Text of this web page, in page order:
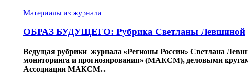
Материалы из журнала
ОБРАЗ БУДУЩЕГО: Рубрика Светланы Левшиной
Ведущая рубрики журнала «Регионы России» Светлана
мониторинга и прогнозирования» (МАКСМ), деловыми
Ассоциации МАКСМ...